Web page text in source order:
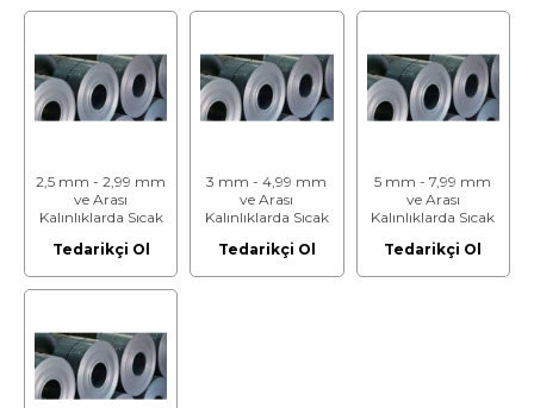
2,5 mm - 2,99 mm
ve Arası
Kalınlıklarda Sıcak
Asitlenmiş Rulo
Tedarikçi Ol
3 mm - 4,99 mm
ve Arası
Kalınlıklarda Sıcak
Asitlenmiş Rulo
Tedarikçi Ol
5 mm - 7,99 mm
ve Arası
Kalınlıklarda Sıcak
Asitlenmiş Rulo
Tedarikçi Ol